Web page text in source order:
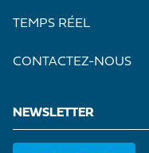
TEMPS RÉEL
CONTACTEZ-NOUS
NEWSLETTER